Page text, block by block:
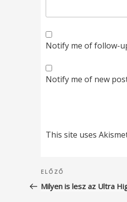
Notify me of follow-
Notify me of new
This site uses
Bejegyzés
navigáció
Korábbi
bejegyzés
ELŐZŐ
Milyen is lesz az Ultra